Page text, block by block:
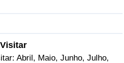
Abril, Maio, Junho, Julho,